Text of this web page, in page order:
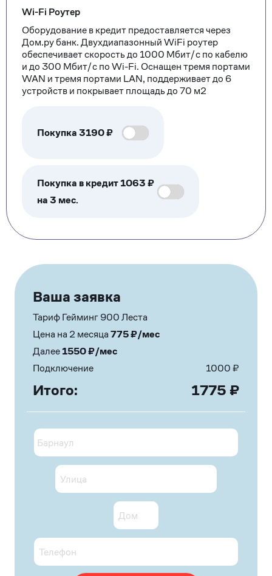
Wi-Fi Роутер
Оборудование в кредит предоставляется через
Дом.ру банк. Двухдиапазонный WiFi роутер
обеспечивает скорость до 1000 Мбит/с по кабелю
и до 300 Мбит/с по Wi-Fi. Оснащен тремя портами
WAN и тремя портами LAN, поддерживает до 6
устройств и покрывает площадь до 70 м2
Покупка3190₽
Покупка в кредит 1063 ₽
на 3 мес.
Ваша заявка
Тариф Гейминг 900 Леста
Цена на 2 месяца775₽/мес
Далее1550₽/мес
Подключение
1000₽
Итого: 1775 ₽